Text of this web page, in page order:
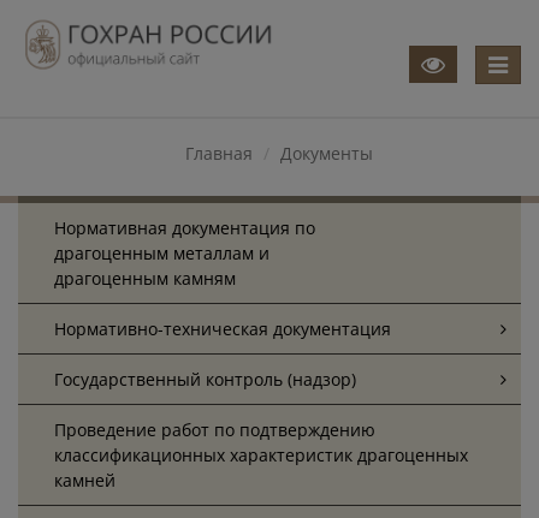
Меню
Главная Документы
Нормативная документация по
драгоценным металлам и
драгоценным камням
Нормативно-техническая документация
Государственный контроль (надзор)
Проведение работ по подтверждению
классификационных характеристик драгоценных
камней